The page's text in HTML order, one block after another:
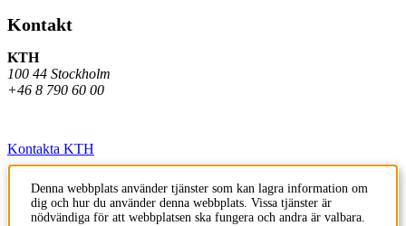
Kontakt
KTH
100 44 Stockholm
+46 8 790 60 00
Kontakta KTH
Jobba på KTH
Press och media
Denna webbplats använder tjänster som kan lagra information om
dig och hur du använder denna webbplats. Vissa tjänster är
nödvändiga för att webbplatsen ska fungera och andra är valbara.